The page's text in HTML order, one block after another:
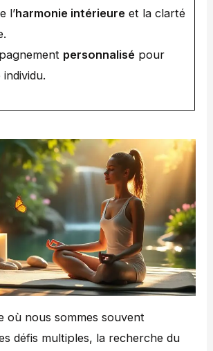
l’harmonie intérieureet la clarté
personnalisépour
où nous sommes souvent
défis multiples, la recherche du